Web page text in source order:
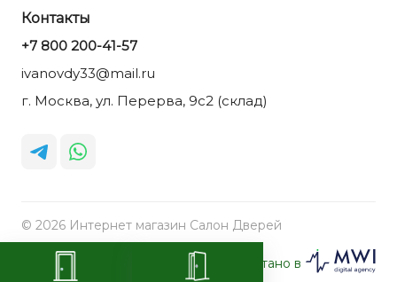
Контакты
+7 800 200-41-57
ivanovdy33@mail.ru
г. Москва, ул. Перерва, 9с2 (склад)
© 2026 Интернет магазин Салон Дверей
Разработано в